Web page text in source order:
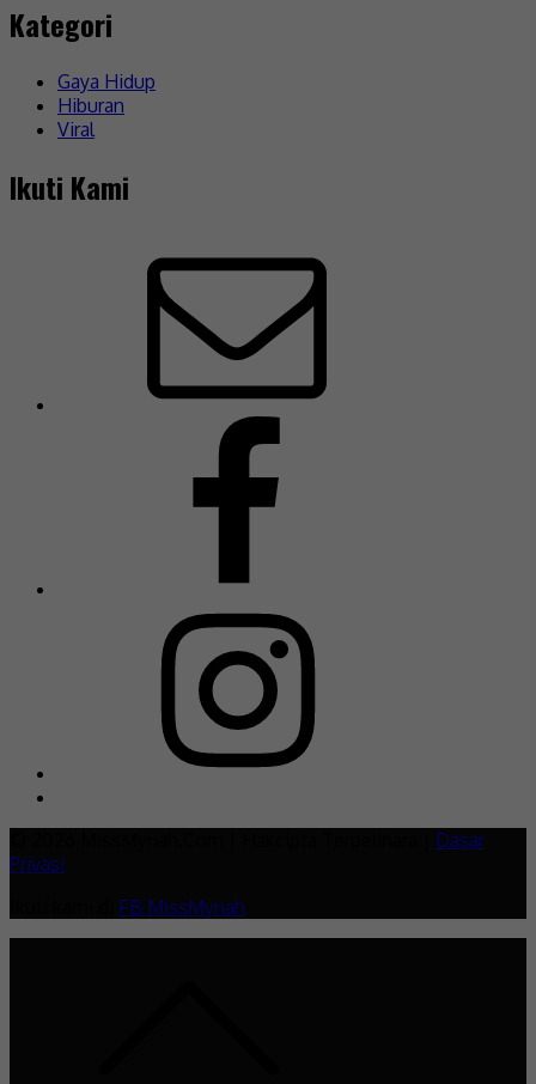
Kategori
Gaya Hidup
Hiburan
Viral
Ikuti Kami
Dasar
Privasi
FB MissMynah